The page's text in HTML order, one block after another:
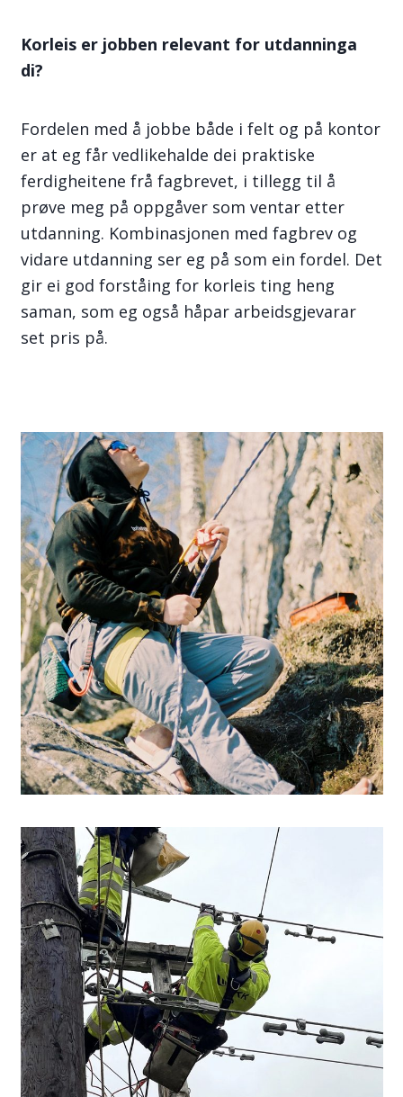
Korleis er jobben relevant for utdanninga
di?
Fordelen med å jobbe både i felt og på kontor
er at eg får vedlikehalde dei praktiske
ferdigheitene frå fagbrevet, i tillegg til å
prøve meg på oppgåver som ventar etter
utdanning. Kombinasjonen med fagbrev og
vidare utdanning ser eg på som ein fordel. Det
gir ei god forståing for korleis ting heng
saman, som eg også håpar arbeidsgjevarar
set pris på.